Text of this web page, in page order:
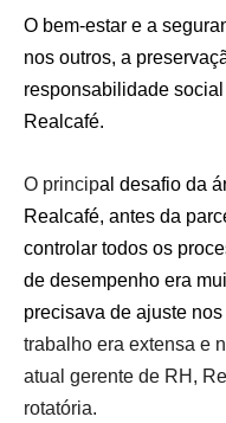
O bem-estar e a
nos outros, a
responsabilidade
Realcafé.
O principal desafio da
Realcafé, antes da
controlar todos os
de desempenho era
precisava de ajuste nos
trabalho era extensa e
atual gerente de RH,
rotatória.